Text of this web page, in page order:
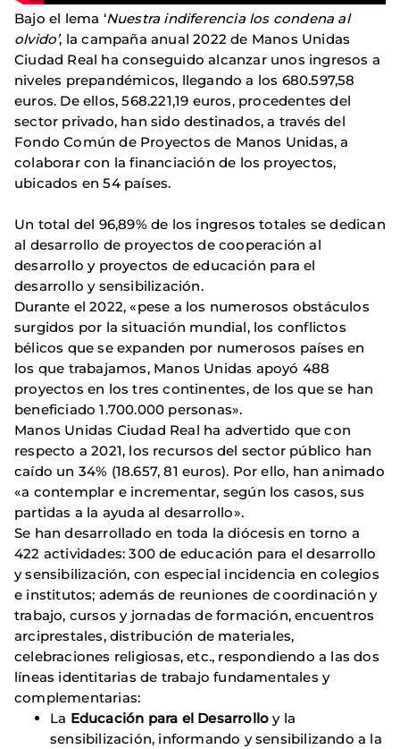
Bajo el lema ‘Nuestra indiferencia los condena al
olvido’, la campaña anual 2022 de Manos Unidas
Ciudad Real ha conseguido alcanzar unos ingresos a
niveles prepandémicos, llegando a los 680.597,58
euros. De ellos, 568.221,19 euros, procedentes del
sector privado, han sido destinados, a través del
Fondo Común de Proyectos de Manos Unidas, a
colaborar con la financiación de los proyectos,
ubicados en 54 países.
Un total del 96,89% de los ingresos totales se dedican
al desarrollo de proyectos de cooperación al
desarrollo y proyectos de educación para el
desarrollo y sensibilización.
Durante el 2022, «pese a los numerosos obstáculos
surgidos por la situación mundial, los conflictos
bélicos que se expanden por numerosos países en
los que trabajamos, Manos Unidas apoyó 488
proyectos en los tres continentes, de los que se han
beneficiado 1.700.000 personas».
Manos Unidas Ciudad Real ha advertido que con
respecto a 2021, los recursos del sector público han
caído un 34% (18.657, 81 euros). Por ello, han animado
«a contemplar e incrementar, según los casos, sus
partidas a la ayuda al desarrollo».
Se han desarrollado en toda la diócesis en torno a
422 actividades: 300 de educación para el desarrollo
y sensibilización, con especial incidencia en colegios
e institutos; además de reuniones de coordinación y
trabajo, cursos y jornadas de formación, encuentros
arciprestales, distribución de materiales,
celebraciones religiosas, etc., respondiendo a las dos
líneas identitarias de trabajo fundamentales y
complementarias:
La Educación para el Desarrollo y la
sensibilización, informando y sensibilizando a la